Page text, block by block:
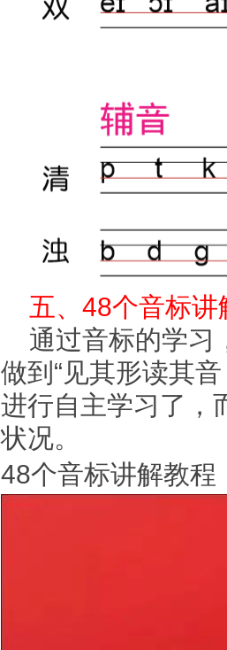
五、48个音标
通过音标的学习
做到“见其形读其
进行自主学习了，
状况。
48个音标讲解教程